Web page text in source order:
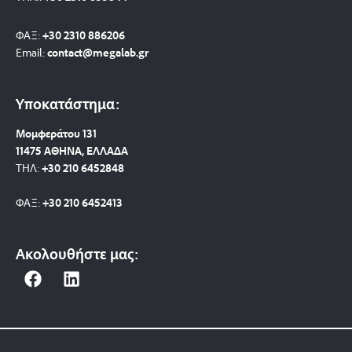
ΦΑΞ:+30 2310 886206
Email:contact@megalab.gr
Υποκατάστημα:
Μομφεράτου 131
11475 ΑΘΗΝΑ, ΕΛΛΑΔΑ
ΤΗΛ:+30 210 6452848
ΦΑΞ:+30 210 6452413
Ακολουθήστε μας:
F
e
L
k